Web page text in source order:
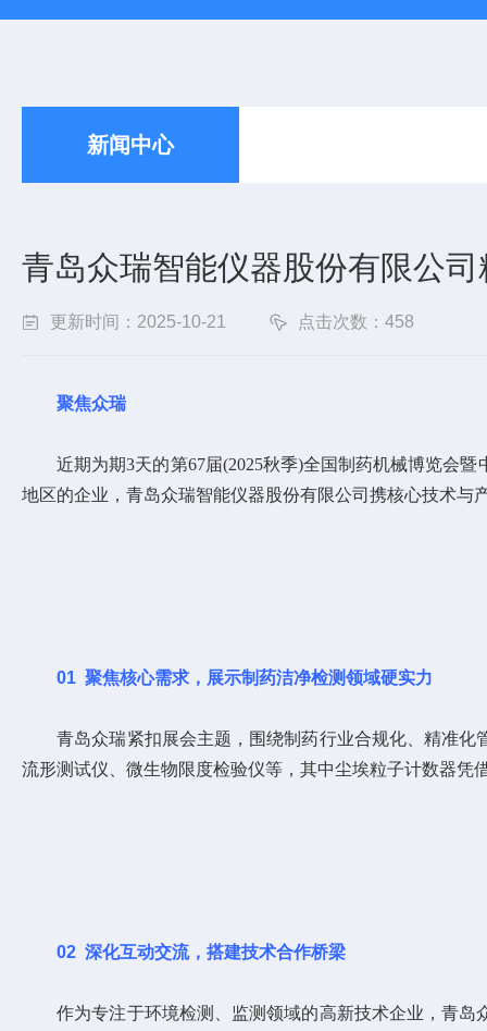
新闻中心
青岛众瑞智能仪器股份有限公
更新时间：2025-10-21 点击次数：458
聚焦众瑞
近期为期3天的第67届(2025秋季)全国制药机械博览会暨
地区的企业，青岛众瑞智能仪器股份有限公司携核心技术与
01 聚焦核心需求，展示制药洁净检测领域硬实力
青岛众瑞紧扣展会主题，围绕制药行业合规化、精准化
流形测试仪、微生物限度检验仪等，其中尘埃粒子计数器凭
02 深化互动交流，搭建技术合作桥梁
作为专注于环境检测、监测领域的高新技术企业，青岛